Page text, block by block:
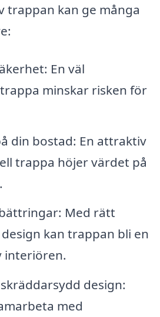
trappan kan ge många
En väl
minskar risken för
din bostad: En attraktiv
trappa höjer värdet på
Med rätt
kan trappan bli en
interiören.
design:
med